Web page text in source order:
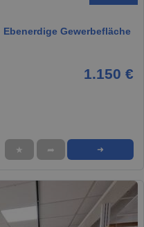
Ebenerdige Gewerbefläche
1.150 €
★ ➦ ➜